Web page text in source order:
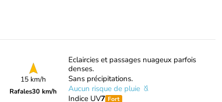
15 km/h
Rafales30 km/h
Eclaircies et passages nuageux parfois
denses.
Sans précipitations.
Aucun risque de pluie
Indice UV7 Fort